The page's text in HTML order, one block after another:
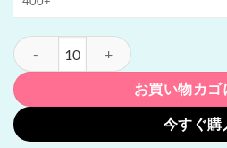
Bang Legend 120K 5-in-1 使い捨てベ
お買い物カゴ
今すぐ購